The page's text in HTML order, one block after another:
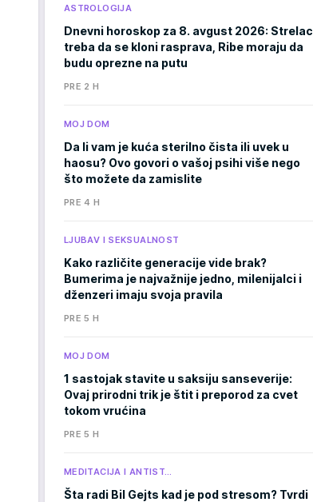
ASTROLOGIJA
Dnevni horoskop za 8. avgust 2026: Strelac
treba da se kloni rasprava, Ribe moraju da
budu oprezne na putu
PRE 2 H
MOJ DOM
Da li vam je kuća sterilno čista ili uvek u
haosu? Ovo govori o vašoj psihi više nego
što možete da zamislite
PRE 4 H
LJUBAV I SEKSUALNOST
Kako različite generacije vide brak?
Bumerima je najvažnije jedno, milenijalci i
dženzeri imaju svoja pravila
PRE 5 H
MOJ DOM
1 sastojak stavite u saksiju sanseverije:
Ovaj prirodni trik je štit i preporod za cvet
tokom vrućina
PRE 5 H
MEDITACIJA I ANTIST…
Šta radi Bil Gejts kad je pod stresom? Tvrdi